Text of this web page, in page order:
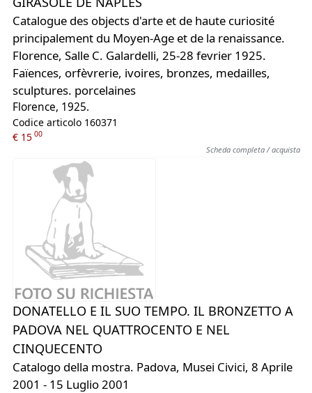
Catalogue des objects d'arte et de haute curiosité
principalement du Moyen-Age et de la renaissance.
Florence, Salle C. Galardelli, 25-28 fevrier 1925.
Faïences, orfèvrerie, ivoires, bronzes, medailles,
sculptures. porcelaines
Florence, 1925.
Codice articolo 160371
€ 15 00
Scheda completa / acquista
DONATELLO E IL SUO TEMPO. IL BRONZETTO A
PADOVA NEL QUATTROCENTO E NEL
CINQUECENTO
Catalogo della mostra. Padova, Musei Civici, 8 Aprile
2001 - 15 Luglio 2001